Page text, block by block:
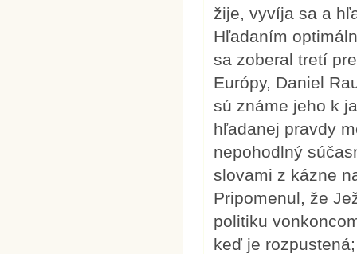
žije, vyvíja sa a
Hľadaním
sa zoberal tretí
Európy, Daniel
sú známe jeho k
hľadanej pravdy
nepohodlný
slovami z kázne
Pripomenul, že
politiku
keď je